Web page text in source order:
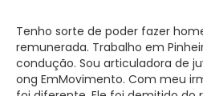
Tenho sorte de poder fazer
remunerada. Trabalho em
condução. Sou articuladora de
ong EmMovimento. Com meu